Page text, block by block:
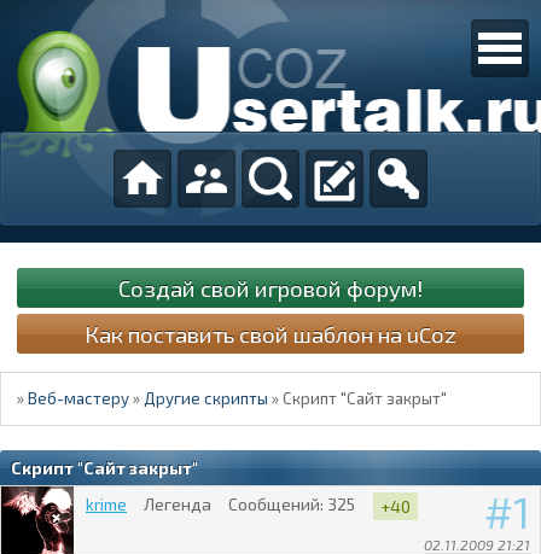
Создай свой игровой форум!
Как поставить свой шаблон на uCoz
»Веб-мастеру »Другие скрипты »Скрипт "Сайт закрыт"
Скрипт "Сайт закрыт"
1
02.11.2009 21:21
krime Легенда Сообщений: 325 +40